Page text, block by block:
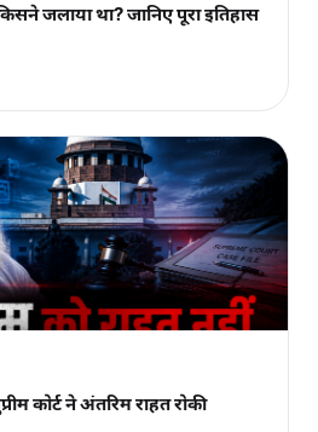
जलाया था? जानिए पूरा इतिहास
कोर्ट ने अंतरिम राहत रोकी